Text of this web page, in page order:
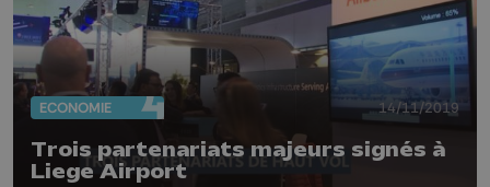
ECONOMIE 14/11/2019
Trois partenariats majeurs signés à
Liege Airport